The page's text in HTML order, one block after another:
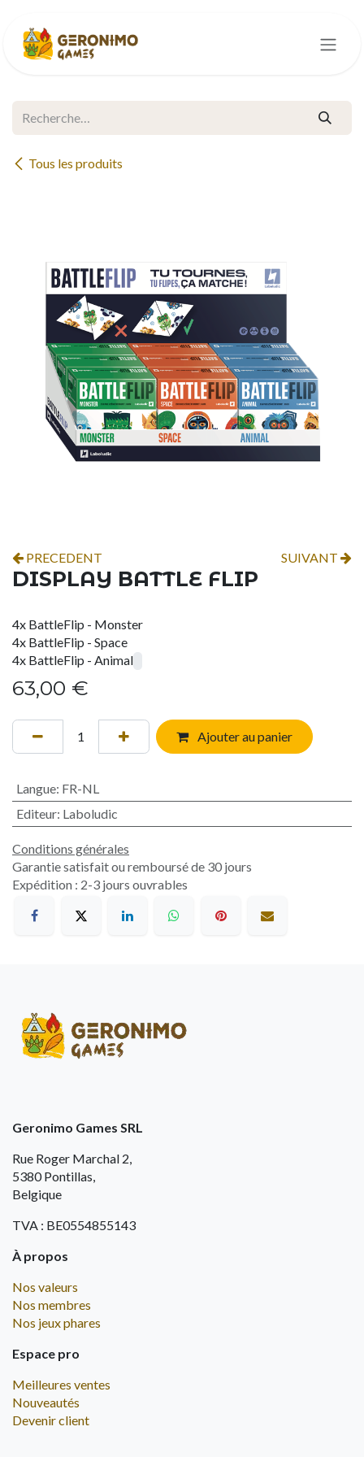
Tous les produits
PRECEDENT SUIVANT
DISPLAY BATTLE FLIP
4x BattleFlip - Monster
4x BattleFlip - Space
4x BattleFlip - Animal
63,00 €
Ajouter au panier
Langue: FR-NL
Editeur: Laboludic
Conditions générales
Garantie satisfait ou remboursé de 30 jours
Expédition : 2-3 jours ouvrables
Geronimo Games SRL
Rue Roger Marchal 2,
5380 Pontillas,
Belgique
TVA : BE0554855143
À propos
Nos valeurs
Nos membres
Nos jeux phares
Espace pro
Meilleures ventes
Nouveautés
Devenir client